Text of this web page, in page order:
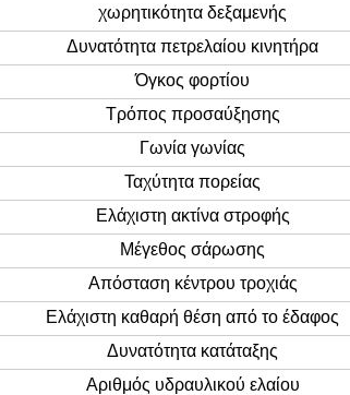
χωρητικότητα δεξαμενής
Δυνατότητα πετρελαίου κινητήρα
Όγκος φορτίου
Τρόπος προσαύξησης
Γωνία γωνίας
Ταχύτητα πορείας
Ελάχιστη ακτίνα στροφής
Μέγεθος σάρωσης
Απόσταση κέντρου τροχιάς
Ελάχιστη καθαρή θέση από το έδαφος
Δυνατότητα κατάταξης
Αριθμός υδραυλικού ελαίου